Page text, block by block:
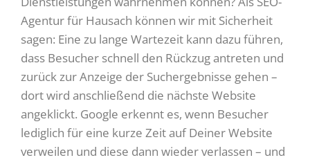
Agentur für Hausach können wir mit Sicherheit
sagen: Eine zu lange Wartezeit kann dazu führen,
dass Besucher schnell den Rückzug antreten und
zurück zur Anzeige der Suchergebnisse gehen –
dort wird anschließend die nächste Website
angeklickt. Google erkennt es, wenn Besucher
lediglich für eine kurze Zeit auf Deiner Website
verweilen und diese dann wieder verlassen – und